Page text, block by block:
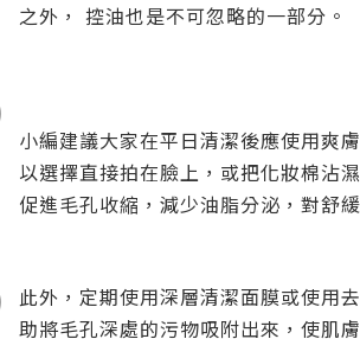
之外， 控油也是不可忽略的一部分。
小編建議大家在平日清潔後應使用爽
以選擇直接拍在臉上，或把化妝棉沾
促進毛孔收縮，減少油脂分泌，對舒
此外，定期使用深層清潔面膜或使用
助將毛孔深處的污物吸附出來，使肌